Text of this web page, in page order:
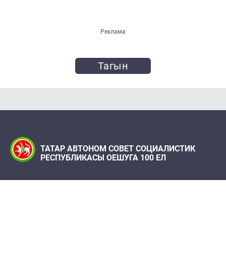
Реклама
Тагын
ТАТАР АВТОНОМ СОВЕТ СОЦИАЛИСТИК
РЕСПУБЛИКАСЫ ОЕШУГА 100 ЕЛ